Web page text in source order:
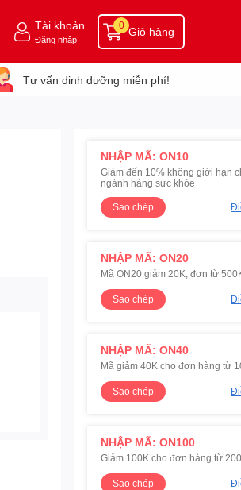
Tài khoản
Đăng nhập
Giỏ hàng
0
Tư vấn dinh dưỡng miễn phí!
NHẬP MÃ: ON10
Giảm đến 10% không giới hạn
ngành hàng sức khỏe
Sao chép
NHẬP MÃ: ON20
Mã ON20 giảm 20K, đơn từ
Sao chép
NHẬP MÃ: ON40
Mã giảm 40K cho đơn hàng từ
Sao chép
NHẬP MÃ: ON100
Giảm 100K cho đơn hàng từ
Sao chép